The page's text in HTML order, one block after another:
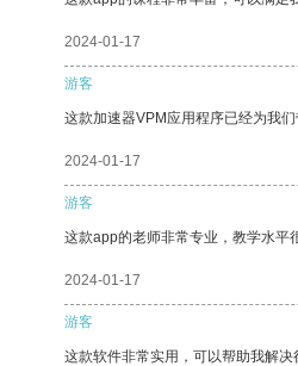
2024-01-17
游客
这款加速器VPM应用程序已经为我
2024-01-17
游客
这款app的老师非常专业，教学水平
2024-01-17
游客
这款软件非常实用，可以帮助我解决